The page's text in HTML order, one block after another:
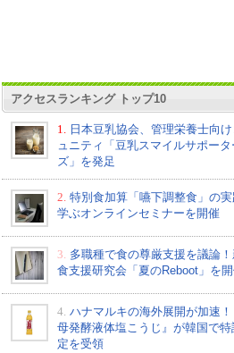
アクセスランキング トップ10
1.
日本豆乳協会、管理栄養士向け
ュニティ「豆乳スマイルサポータ
ズ」を発足
2. 特別食加算「嚥下調整食」の実
学ぶオンラインセミナーを開催
3. 多職種で食の尊厳支援を議論
食支援研究会「夏のReboot」を
4. ハナマルキの海外展開が加速
母発酵液体塩こうじ』が韓国で特
定を受領